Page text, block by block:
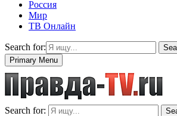
Россия
Мир
ТВ Онлайн
Search for:
Primary Menu
Search for: